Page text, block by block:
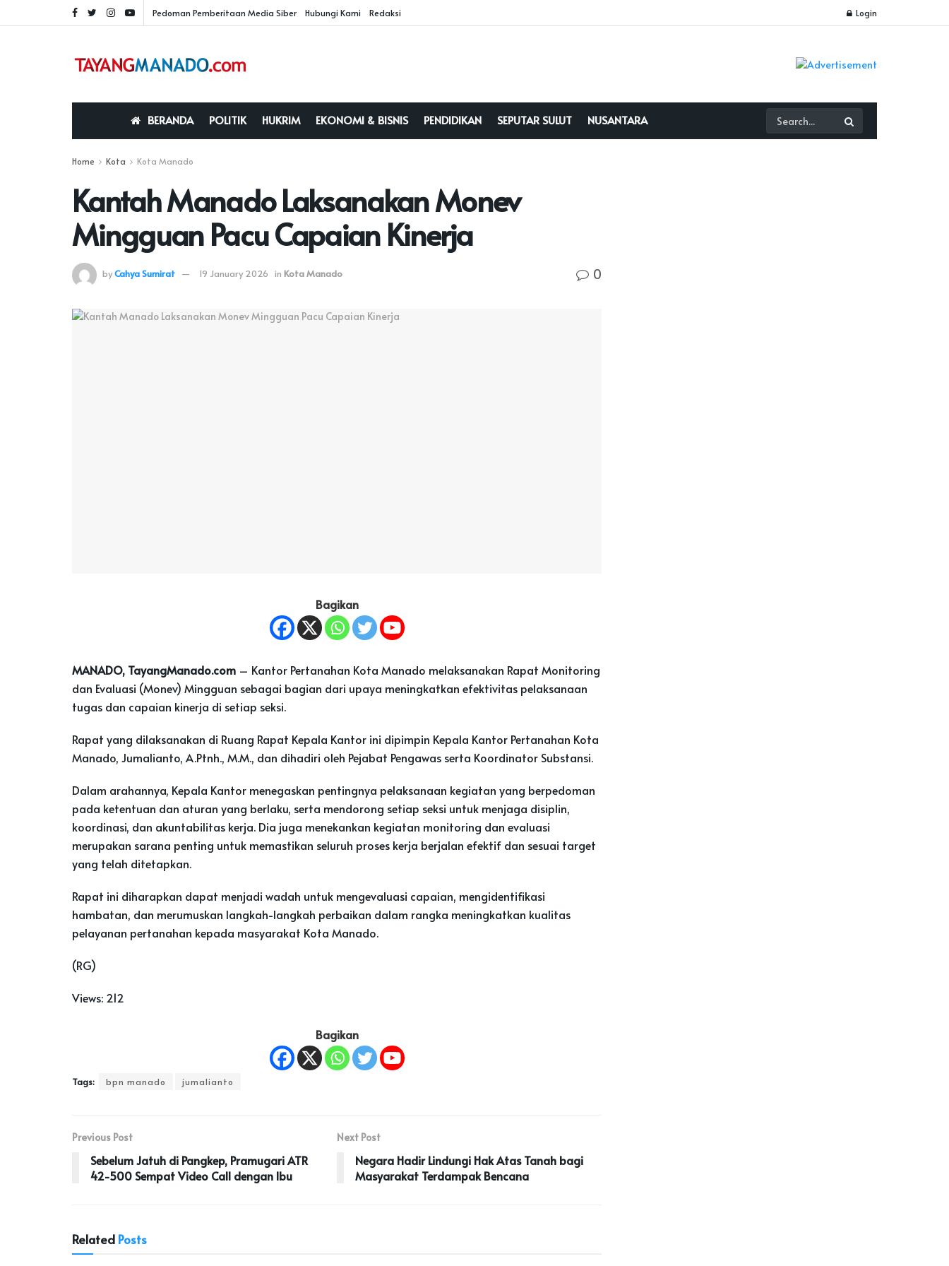
Pedoman Pemberitaan Media Siber Hubungi Kami Redaksi Login
BERANDA POLITIK HUKRIM EKONOMI & BISNIS PENDIDIKAN SEPUTAR SULUT NUSANTARA
Home Kota Kota Manado
Kantah Manado Laksanakan Monev
Mingguan Pacu Capaian Kinerja
byCahya Sumirat 19 January 2026 in Kota Manado 0
Bagikan
MANADO, TayangManado.com – Kantor Pertanahan Kota Manado melaksanakan Rapat Monitoring
dan Evaluasi (Monev) Mingguan sebagai bagian dari upaya meningkatkan efektivitas pelaksanaan
tugas dan capaian kinerja di setiap seksi.
Rapat yang dilaksanakan di Ruang Rapat Kepala Kantor ini dipimpin Kepala Kantor Pertanahan Kota
Manado, Jumalianto, A.Ptnh., M.M., dan dihadiri oleh Pejabat Pengawas serta Koordinator Substansi.
Dalam arahannya, Kepala Kantor menegaskan pentingnya pelaksanaan kegiatan yang berpedoman
pada ketentuan dan aturan yang berlaku, serta mendorong setiap seksi untuk menjaga disiplin,
koordinasi, dan akuntabilitas kerja. Dia juga menekankan kegiatan monitoring dan evaluasi
merupakan sarana penting untuk memastikan seluruh proses kerja berjalan efektif dan sesuai target
yang telah ditetapkan.
Rapat ini diharapkan dapat menjadi wadah untuk mengevaluasi capaian, mengidentifikasi
hambatan, dan merumuskan langkah-langkah perbaikan dalam rangka meningkatkan kualitas
pelayanan pertanahan kepada masyarakat Kota Manado.
(RG)
Views: 212
Bagikan
Tags: bpn manado jumalianto
Previous Post
Sebelum Jatuh di Pangkep, Pramugari ATR
42-500 Sempat Video Call dengan Ibu
Next Post
Negara Hadir Lindungi Hak Atas Tanah bagi
Masyarakat Terdampak Bencana
Related Posts